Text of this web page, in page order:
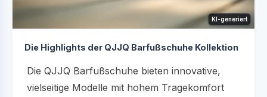
KI-generiert
Die Highlights der QJJQ Barfußschuhe Kollektion
Die QJJQ Barfußschuhe bieten innovative,
vielseitige Modelle mit hohem Tragekomfort